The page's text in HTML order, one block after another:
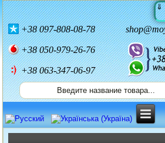
⇓
+38097-808-08-78
+38050-979-26-76
+38 063-347-06-97